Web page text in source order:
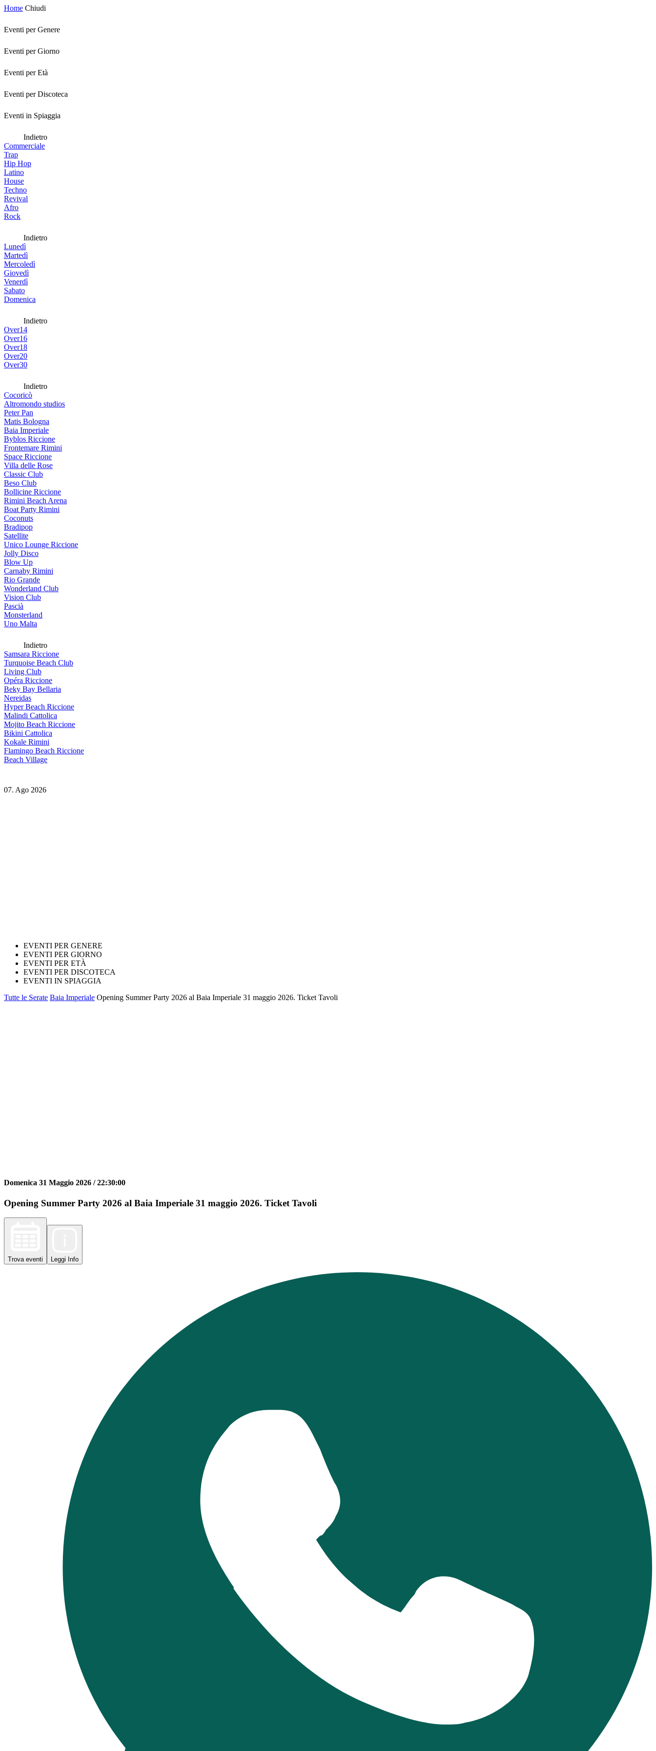
Home Chiudi
Eventi per Genere
Eventi per Giorno
Eventi per Età
Eventi per Discoteca
Eventi in Spiaggia
Indietro
Commerciale
Trap
Hip Hop
Latino
House
Techno
Revival
Afro
Rock
Indietro
Lunedì
Martedì
Mercoledì
Giovedì
Venerdì
Sabato
Domenica
Indietro
Over14
Over16
Over18
Over20
Over30
Indietro
Cocoricò
Altromondo studios
Peter Pan
Matis Bologna
Baia Imperiale
Byblos Riccione
Frontemare Rimini
Space Riccione
Villa delle Rose
Classic Club
Beso Club
Bollicine Riccione
Rimini Beach Arena
Boat Party Rimini
Coconuts
Bradipop
Satellite
Unico Lounge Riccione
Jolly Disco
Blow Up
Carnaby Rimini
Rio Grande
Wonderland Club
Vision Club
Pascià
Monsterland
Uno Malta
Indietro
Samsara Riccione
Turquoise Beach Club
Living Club
Opéra Riccione
Beky Bay Bellaria
Nereidas
Hyper Beach Riccione
Malindi Cattolica
Mojito Beach Riccione
Bikini Cattolica
Kokale Rimini
Flamingo Beach Riccione
Beach Village
07. Ago 2026
EVENTI PER GENERE
EVENTI PER GIORNO
EVENTI PER ETÀ
EVENTI PER DISCOTECA
EVENTI IN SPIAGGIA
Tutte le Serate Baia Imperiale Opening Summer Party 2026 al Baia Imperiale 31 maggio 2026. Ticket Tavoli
Domenica 31 Maggio 2026 /22:30:00
Opening Summer Party 2026 al Baia Imperiale 31 maggio 2026. Ticket Tavoli
Trova eventi Leggi Info